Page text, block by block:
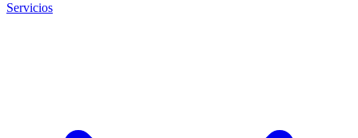
Servicios